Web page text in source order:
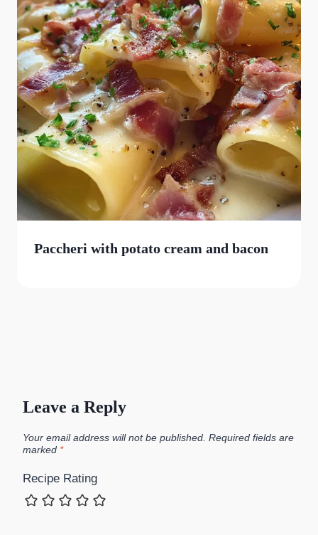
Paccheri with potato cream and bacon
Leave a Reply
Your email address will not be published. Required fields are
marked *
Recipe Rating